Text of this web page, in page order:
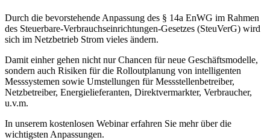
Durch die bevorstehende Anpassung des § 14a EnWG im Rahmen
des Steuerbare-Verbrauchseinrichtungen-Gesetzes (SteuVerG) wird
sich im Netzbetrieb Strom vieles ändern.
Damit einher gehen nicht nur Chancen für neue Geschäftsmodelle,
sondern auch Risiken für die Rolloutplanung von intelligenten
Messsystemen sowie Umstellungen für Messstellenbetreiber,
Netzbetreiber, Energielieferanten, Direktvermarkter, Verbraucher,
u.v.m.
In unserem kostenlosen Webinar erfahren Sie mehr über die
wichtigsten Anpassungen.